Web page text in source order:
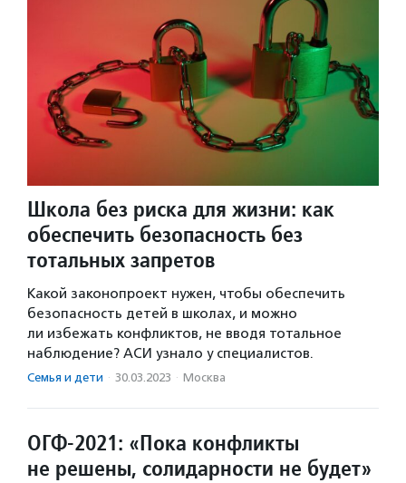
Школа без риска для жизни: как
обеспечить безопасность без
тотальных запретов
Какой законопроект нужен, чтобы обеспечить
безопасность детей в школах, и можно
ли избежать конфликтов, не вводя тотальное
наблюдение? АСИ узнало у специалистов.
Семья и дети · 30.03.2023 · Москва
ОГФ-2021: «Пока конфликты
не решены, солидарности не будет»